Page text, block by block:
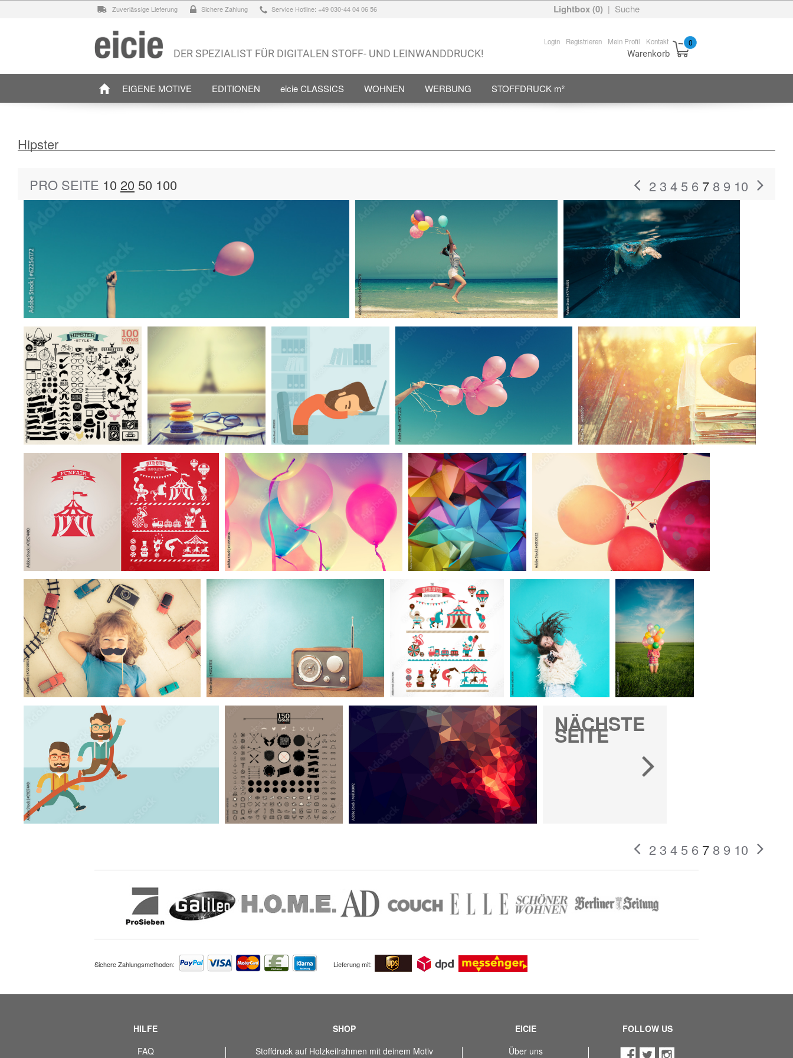
Zuverlässige Lieferung Sichere Zahlung Service Hotline: +49 030-44 04 06 56 Lightbox (0) | Suche
Login Registrieren Mein Profil Kontakt
DER SPEZIALIST FÜR DIGITALEN STOFF- UND LEINWANDDRUCK! Warenkorb
0
EIGENE MOTIVE EDITIONEN eicie CLASSICS WOHNEN WERBUNG STOFFDRUCK m²
Hipster
PRO SEITE 10 20 50 100 23 4 5 6 7 8 9 10
NÄCHSTE
SEITE
23 4 5 6 7 8 9 10
Sichere Zahlungsmethoden: Lieferung mit:
HILFE
FAQ
SHOP
Stoffdruck auf Holzkeilrahmen mit deinem Motiv
EICIE
Über uns
FOLLOW US